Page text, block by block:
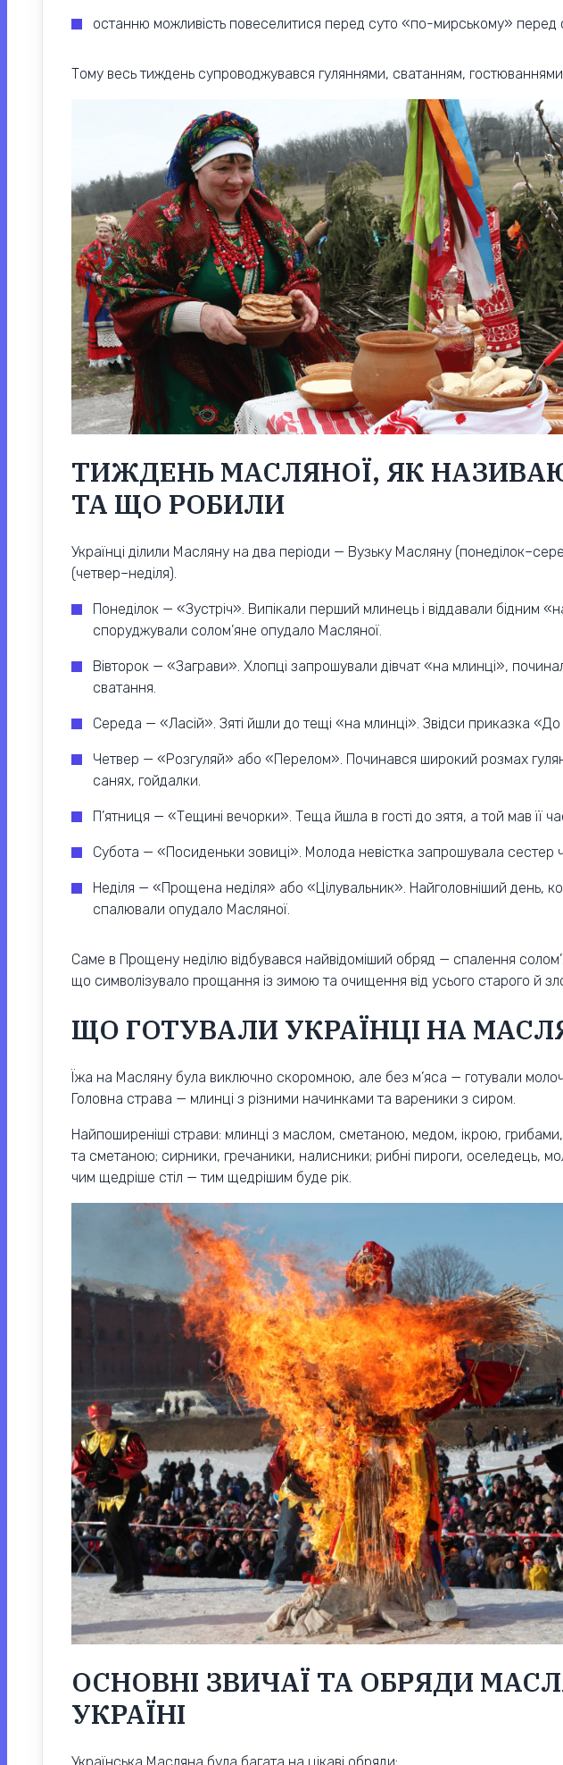
останню можливість повеселитися перед суто «по-мирському» перед
Тому весь тиждень супроводжувався гуляннями, сватанням,
ТИЖДЕНЬ МАСЛЯНОЇ, ЯК
ТА ЩО РОБИЛИ
Українці ділили Масляну на два періоди — Вузьку Масляну
(четвер–неділя).
Понеділок — «Зустріч». Випікали перший млинець і віддавали бідним
споруджували солом’яне опудало Масляної.
Вівторок — «Заграви». Хлопці запрошували дівчат «на млинці»,
сватання.
Середа — «Ласій». Зяті йшли до тещі «на млинці». Звідси приказка «До
Четвер — «Розгуляй» або «Перелом». Починався широкий розмах
санях, гойдалки.
П’ятниця — «Тещині вечорки». Теща йшла в гості до зятя, а той мав її
Субота — «Посиденьки зовиці». Молода невістка запрошувала сестер
Неділя — «Прощена неділя» або «Цілувальник». Найголовніший день,
спалювали опудало Масляної.
Саме в Прощену неділю відбувався найвідоміший обряд — спалення
що символізувало прощання із зимою та очищення від усього старого й
ЩО ГОТУВАЛИ УКРАЇНЦІ НА
Їжа на Масляну була виключно скоромною, але без м’яса — готували
Головна страва — млинці з різними начинками та вареники з сиром.
Найпоширеніші страви: млинці з маслом, сметаною, медом, ікрою,
та сметаною; сирники, гречаники, налисники; рибні пироги, оселедець,
чим щедріше стіл — тим щедрішим буде рік.
ОСНОВНІ ЗВИЧАЇ ТА ОБРЯДИ
УКРАЇНІ